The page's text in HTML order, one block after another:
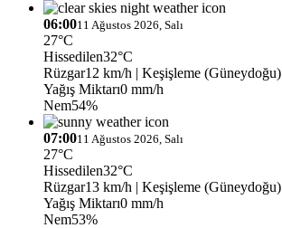
06:0011 Ağustos 2026, Salı
27°C
Hissedilen32°C
Rüzgar12 km/h | Keşişleme (Güneydoğu)
Yağış Miktarı0 mm/h
Nem54%
07:0011 Ağustos 2026, Salı
27°C
Hissedilen32°C
Rüzgar13 km/h | Keşişleme (Güneydoğu)
Yağış Miktarı0 mm/h
Nem53%